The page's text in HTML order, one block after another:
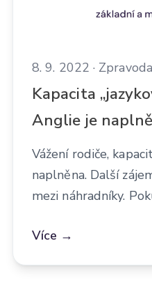
8. 9. 2022 ·
Kapacita
Anglie je
Vážení rodiče,
naplněna. Další
mezi náhradníky.
Více →